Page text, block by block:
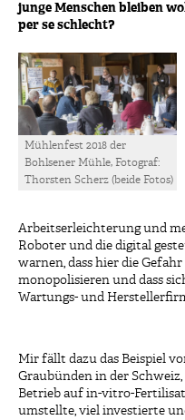
junge Menschen bleiben
per se schlecht?
Mühlenfest 2018 der
Bohlsener Mühle, Fotograf:
Thorsten Scherz (beide Fotos)
Arbeitserleichterung und
Roboter und die digital
warnen, dass hier die
monopolisieren und dass
Wartungs- und
Mir fällt dazu das Beispiel
Graubünden in der
Betrieb auf in-vitro-
umstellte, viel investierte